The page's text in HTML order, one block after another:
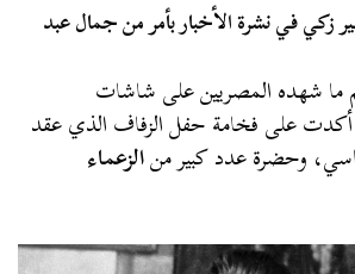
زكي في نشرة الأخبار بأمر من جمال عبد
شهده المصريين على شاشات
أكدت على فخامة حفل الزفاف الذي عقد
وحضرة عدد كبير منالزعماء